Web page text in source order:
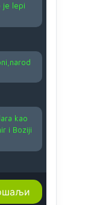
je lepi
kao
i Boziji